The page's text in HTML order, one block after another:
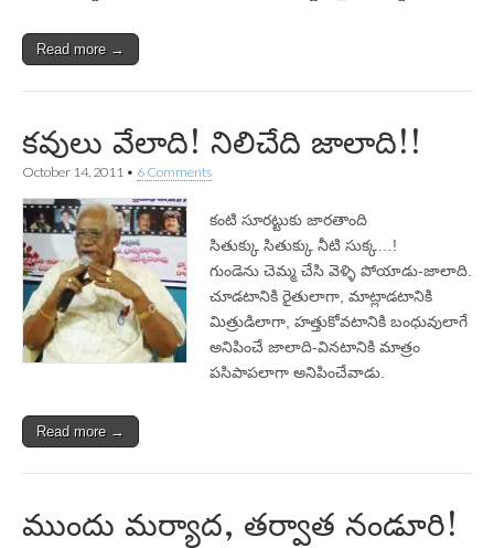
Read more →
కవులు వేలాది! నిలిచేది జాలాది!!
October 14, 2011 • 6 Comments
కంటి సూరట్టుకు జారతాంది
సితుక్కు సితుక్కు నీటి సుక్క…!
గుండెను చెమ్మ చేసి వెళ్ళి పోయాడు-జాలాది.
చూడటానికి రైతులాగా, మాట్లాడటానికి
మిత్రుడిలాగా, హత్తుకోవటానికి బంధువులాగే
అనిపించే జాలాది-వినటానికి మాత్రం
పసిపాపలాగా అనిపించేవాడు.
Read more →
ముందు మర్యాద, తర్వాత నండూరి!